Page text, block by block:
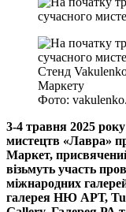
Стенд
Маркету
Фото:
3-4 травня 2025 року
мистецтв «Лавра»
Маркет,
візьмуть участь
міжнародних
галерея НЮ АРТ,